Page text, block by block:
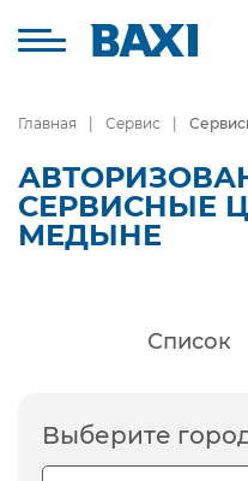
Главная Сервис
СЕРВИСНЫЕ
МЕДЫНЕ
Список
Выберите